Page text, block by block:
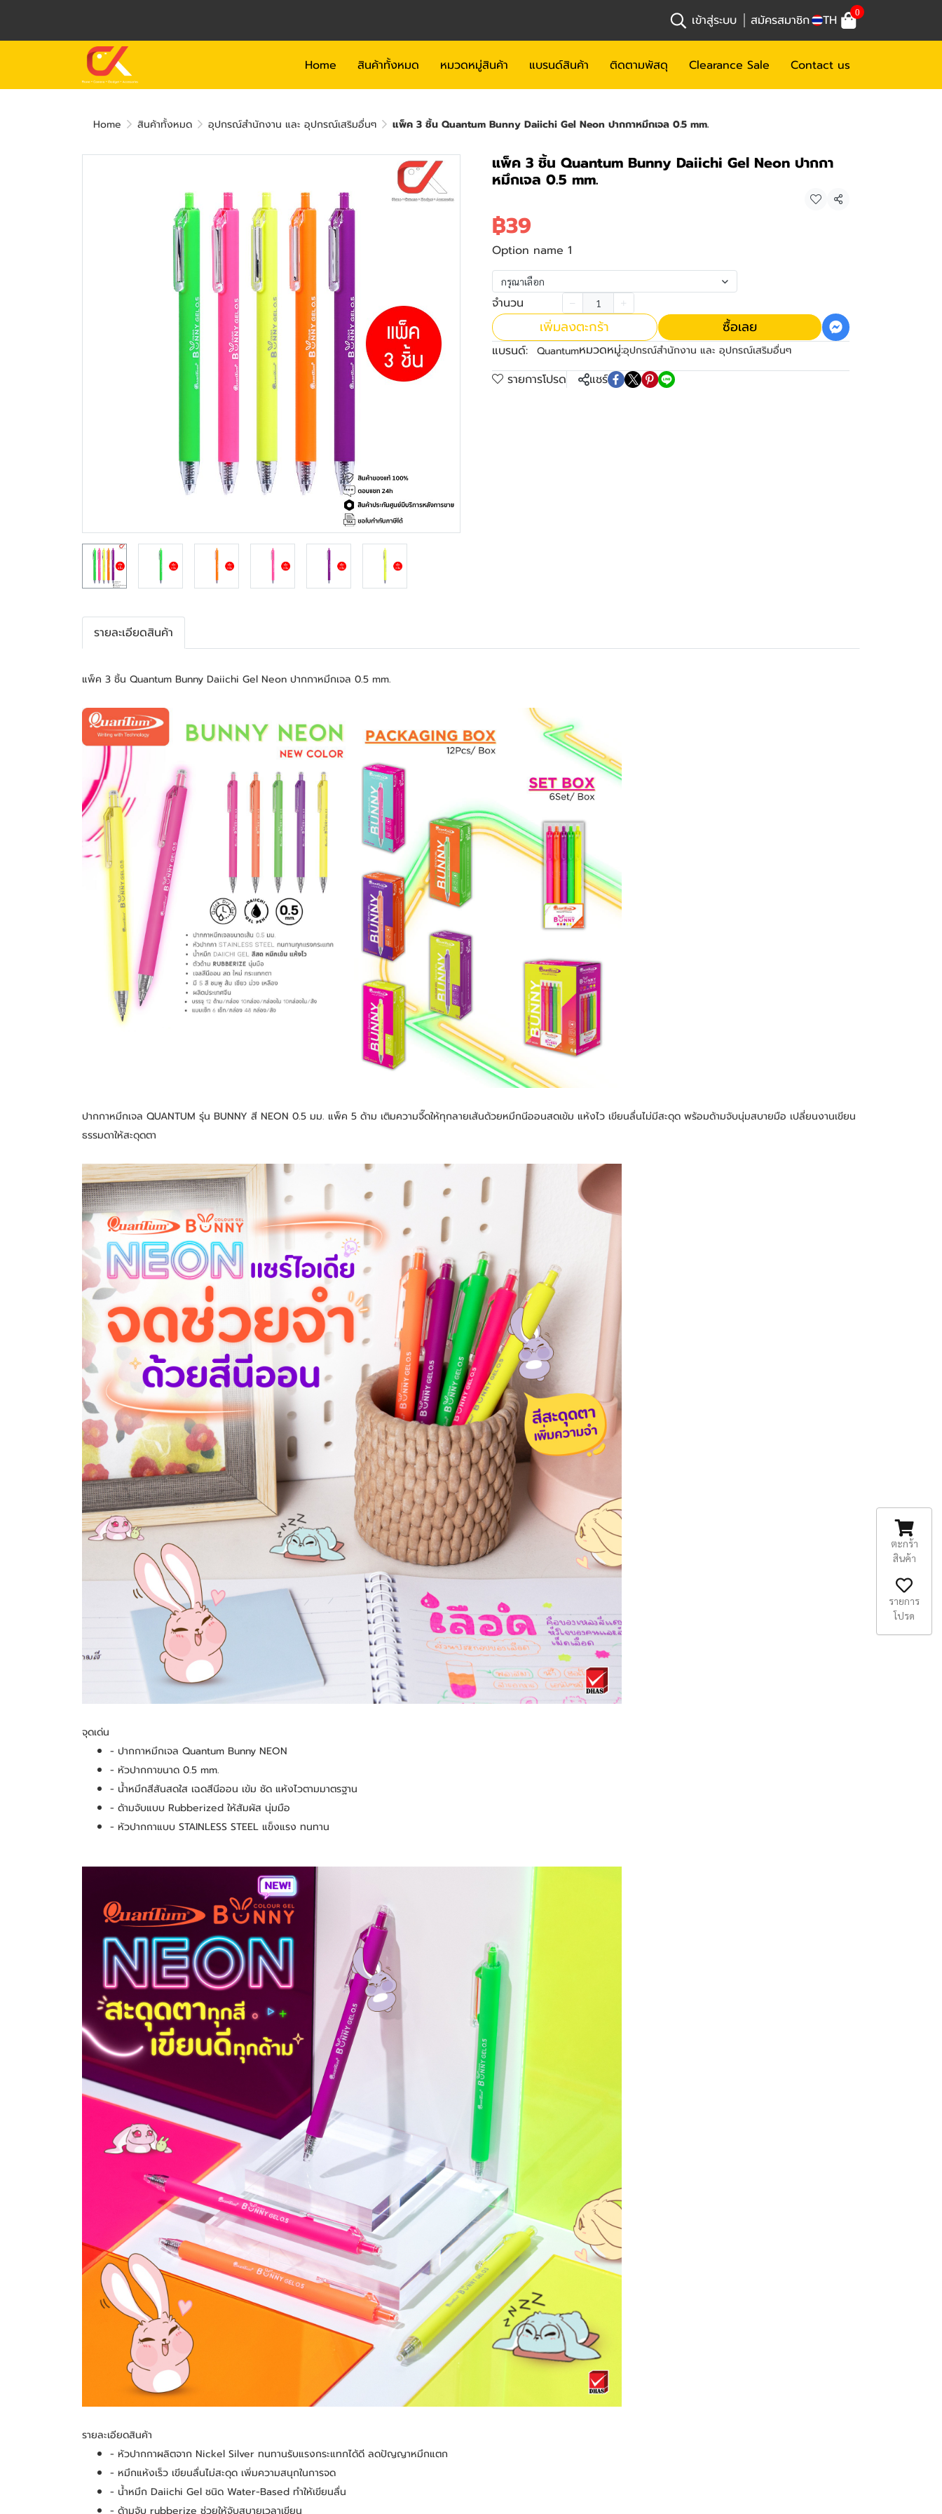
เข้าสู่ระบบ สมัครสมาชิก TH 0
Home สินค้าทั้งหมด หมวดหมู่สินค้า แบรนด์สินค้า ติดตามพัสดุ Clearance Sale Contact us
Home สินค้าทั้งหมด อุปกรณ์สำนักงาน และ อุปกรณ์เสริมอื่นๆ แพ็ค 3 ชิ้น Quantum Bunny Daiichi Gel Neon ปากกาหมึกเจล 0.5 mm.
แพ็ค 3 ชิ้น Quantum Bunny Daiichi Gel Neon ปากกา
หมึกเจล 0.5 mm.
แชร์
฿39
Option name 1
กรุณาเลือก
จำนวน
เพิ่มลงตะกร้า ซื้อเลย
แบรนด์: Quantumหมวดหมู่:อุปกรณ์สำนักงาน และ อุปกรณ์เสริมอื่นๆ
รายการโปรด แชร์
รายละเอียดสินค้า
แพ็ค 3 ชิ้น Quantum Bunny Daiichi Gel Neon ปากกาหมึกเจล 0.5 mm.
ปากกาหมึกเจล QUANTUM รุ่น BUNNY สี NEON 0.5 มม. แพ็ค 5 ด้าม เติมความจี๊ดให้ทุกลายเส้นด้วยหมึกนีออนสดเข้ม แห้งไว เขียนลื่นไม่มีสะดุด พร้อมด้ามจับนุ่มสบายมือ เปลี่ยนงานเขียน
ธรรมดาให้สะดุดตา
จุดเด่น
- ปากกาหมึกเจล Quantum Bunny NEON
- หัวปากกาขนาด 0.5 mm.
- น้ำหมึกสีสันสดใส เฉดสีนีออน เข้ม ชัด แห้งไวตามมาตรฐาน
- ด้ามจับแบบ Rubberized ให้สัมผัส นุ่มมือ
- หัวปากกาแบบ STAINLESS STEEL แข็งแรง ทนทาน
รายละเอียดสินค้า
- หัวปากกาผลิตจาก Nickel Silver ทนทานรับแรงกระแทกได้ดี ลดปัญญาหมึกแตก
- หมึกแห้งเร็ว เขียนลื่นไม่สะดุด เพิ่มความสนุกในการจด
- น้ำหมึก Daiichi Gel ชนิด Water-Based ทำให้เขียนลื่น
ตะกร้า
สินค้า
รายการ
โปรด